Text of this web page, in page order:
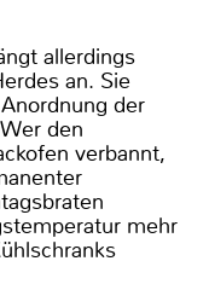
allerdings
an. Sie
der
den
verbannt,
mehr